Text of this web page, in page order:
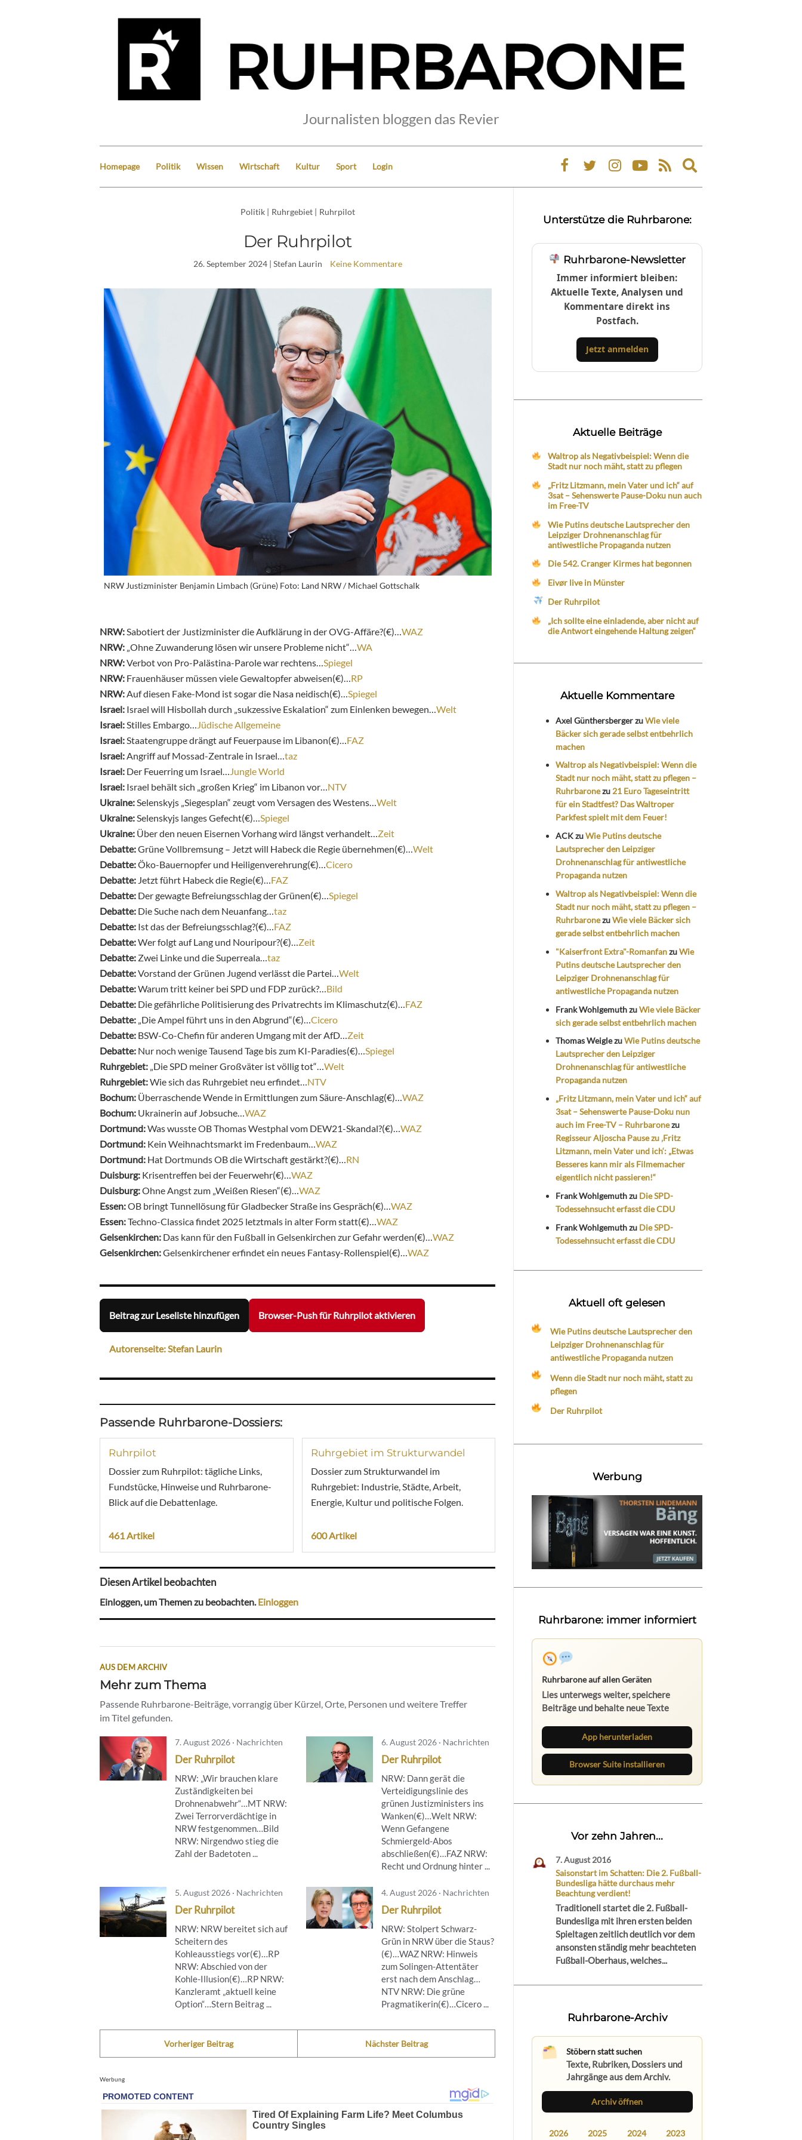
Journalisten bloggen das Revier
Homepage Politik Wissen Wirtschaft Kultur Sport Login
Expand
search
Politik | Ruhrgebiet | Ruhrpilot
Der Ruhrpilot
26. September 2024| Stefan Laurin Keine Kommentare
NRW Justizminister Benjamin Limbach (Grüne) Foto: Land NRW / Michael Gottschalk
NRW: Sabotiert der Justizminister die Aufklärung in der OVG-Affäre?(€)… WAZ
NRW: „Ohne Zuwanderung lösen wir unsere Probleme nicht“… WA
NRW:Verbot von Pro-Palästina-Parole war rechtens… Spiegel
NRW: Frauenhäuser müssen viele Gewaltopfer abweisen(€)… RP
NRW: Auf diesen Fake-Mond ist sogar die Nasa neidisch(€)… Spiegel
Israel: Israel will Hisbollah durch „sukzessive Eskalation“ zum Einlenken bewegen… Welt
Israel: Stilles Embargo…
Jüdische Allgemeine
Israel: Staatengruppe drängt auf Feuerpause im Libanon(€)… FAZ
Israel: Angriff auf Mossad-Zentrale in Israel… taz
Israel: Der Feuerring um Israel…
Jungle World
Israel: Israel behält sich „großen Krieg“ im Libanon vor… NTV
Ukraine: Selenskyjs „Siegesplan“ zeugt vom Versagen des Westens… Welt
Ukraine: Selenskyjs langes Gefecht(€)… Spiegel
Ukraine: Über den neuen Eisernen Vorhang wird längst verhandelt… Zeit
Debatte:Grüne Vollbremsung – Jetzt will Habeck die Regie übernehmen(€)… Welt
Debatte:Öko-Bauernopfer und Heiligenverehrung(€)… Cicero
Debatte: Jetzt führt Habeck die Regie(€)… FAZ
Debatte: Der gewagte Befreiungsschlag der Grünen(€)… Spiegel
Debatte: Die Suche nach dem Neuanfang… taz
Debatte: Ist das der Befreiungsschlag?(€)… FAZ
Debatte:Wer folgt auf Lang und Nouripour?(€)… Zeit
Debatte: Zwei Linke und die Superreala… taz
Debatte:Vorstand der Grünen Jugend verlässt die Partei… Welt
Debatte:Warum tritt keiner bei SPD und FDP zurück?… Bild
Debatte: Die gefährliche Politisierung des Privatrechts im Klimaschutz(€)… FAZ
Debatte: „Die Ampel führt uns in den Abgrund“(€)… Cicero
Debatte: BSW-Co-Chefin für anderen Umgang mit der AfD… Zeit
Debatte: Nur noch wenige Tausend Tage bis zum KI-Paradies(€)… Spiegel
Ruhrgebiet: „Die SPD meiner Großväter ist völlig tot“… Welt
Ruhrgebiet:Wie sich das Ruhrgebiet neu erfindet… NTV
Bochum: Überraschende Wende in Ermittlungen zum Säure-Anschlag(€)… WAZ
Bochum: Ukrainerin auf Jobsuche… WAZ
Dortmund:Was wusste OB Thomas Westphal vom DEW21-Skandal?(€)… WAZ
Dortmund: Kein Weihnachtsmarkt im Fredenbaum… WAZ
Dortmund: Hat Dortmunds OB die Wirtschaft gestärkt?(€)… RN
Duisburg: Krisentreffen bei der Feuerwehr(€)… WAZ
Duisburg:Ohne Angst zum „Weißen Riesen“(€)… WAZ
Essen:OB bringt Tunnellösung für Gladbecker Straße ins Gespräch(€)… WAZ
Essen:Techno-Classica findet 2025 letztmals in alter Form statt(€)… WAZ
Gelsenkirchen: Das kann für den Fußball in Gelsenkirchen zur Gefahr werden(€)… WAZ
Gelsenkirchen:Gelsenkirchener erfindet ein neues Fantasy-Rollenspiel(€)… WAZ
Beitrag zur Leseliste hinzufügen Browser-Push für Ruhrpilot aktivieren
Autorenseite: Stefan Laurin
Passende Ruhrbarone-Dossiers:
Ruhrpilot
Dossier zum Ruhrpilot: tägliche Links,
Fundstücke, Hinweise und Ruhrbarone-
Blick auf die Debattenlage.
461 Artikel
Ruhrgebiet im Strukturwandel
Dossier zum Strukturwandel im
Ruhrgebiet: Industrie, Städte, Arbeit,
Energie, Kultur und politische Folgen.
600 Artikel
Diesen Artikel beobachten
Einloggen, um Themen zu beobachten.Einloggen
AUS DEM ARCHIV
Mehr zum Thema
Passende Ruhrbarone-Beiträge, vorrangig über Kürzel, Orte, Personen und weitere Treffer
im Titel gefunden.
7. August 2026 · Nachrichten
Der Ruhrpilot
NRW: „Wir brauchen klare
Zuständigkeiten bei
Drohnenabwehr“…MT NRW:
Zwei Terrorverdächtige in
NRW festgenommen…Bild
NRW: Nirgendwo stieg die
Zahl der Badetoten ...
6. August 2026 · Nachrichten
Der Ruhrpilot
NRW: Dann gerät die
Verteidigungslinie des
grünen Justizministers ins
Wanken(€)…Welt NRW:
Wenn Gefangene
Schmiergeld-Abos
abschließen(€)…FAZ NRW:
Recht und Ordnung hinter ...
5. August 2026 · Nachrichten
Der Ruhrpilot
NRW: NRW bereitet sich auf
Scheitern des
Kohleausstiegs vor(€)…RP
NRW: Abschied von der
Kohle-Illusion(€)…RP NRW:
Kanzleramt „aktuell keine
Option“…Stern Beitrag ...
4. August 2026 · Nachrichten
Der Ruhrpilot
NRW: Stolpert Schwarz-
Grün in NRW über die Staus?
(€)…WAZ NRW: Hinweis
zum Solingen-Attentäter
erst nach dem Anschlag…
NTV NRW: Die grüne
Pragmatikerin(€)…Cicero ...
Vorheriger Beitrag Nächster Beitrag
Werbung
Unterstütze die Ruhrbarone:
Ruhrbarone-Newsletter
Immer informiert bleiben:
Aktuelle Texte, Analysen und
Kommentare direkt ins
Postfach.
Jetzt anmelden
Aktuelle Beiträge
Waltrop als Negativbeispiel: Wenn die
Stadt nur noch mäht, statt zu pflegen
„Fritz Litzmann, mein Vater und ich“ auf
3sat – Sehenswerte Pause-Doku nun auch
im Free-TV
Wie Putins deutsche Lautsprecher den
Leipziger Drohnenanschlag für
antiwestliche Propaganda nutzen
Die 542. Cranger Kirmes hat begonnen
Eivør live in Münster
Der Ruhrpilot
„Ich sollte eine einladende, aber nicht auf
die Antwort eingehende Haltung zeigen“
Aktuelle Kommentare
Axel GünthersbergerzuWie viele
Bäcker sich gerade selbst entbehrlich
machen
Waltrop als Negativbeispiel: Wenn die
Stadt nur noch mäht, statt zu pflegen –
Ruhrbaronezu 21 Euro Tageseintritt
für ein Stadtfest? Das Waltroper
Parkfest spielt mit dem Feuer!
ACKzuWie Putins deutsche
Lautsprecher den Leipziger
Drohnenanschlag für antiwestliche
Propaganda nutzen
Waltrop als Negativbeispiel: Wenn die
Stadt nur noch mäht, statt zu pflegen –
RuhrbaronezuWie viele Bäcker sich
gerade selbst entbehrlich machen
"Kaiserfront Extra"-RomanfanzuWie
Putins deutsche Lautsprecher den
Leipziger Drohnenanschlag für
antiwestliche Propaganda nutzen
Frank WohlgemuthzuWie viele Bäcker
sich gerade selbst entbehrlich machen
Thomas WeiglezuWie Putins deutsche
Lautsprecher den Leipziger
Drohnenanschlag für antiwestliche
Propaganda nutzen
„Fritz Litzmann, mein Vater und ich“ auf
3sat – Sehenswerte Pause-Doku nun
auch im Free-TV – Ruhrbaronezu
Regisseur Aljoscha Pause zu ‚Fritz
Litzmann, mein Vater und ich‘: „Etwas
Besseres kann mir als Filmemacher
eigentlich nicht passieren!“
Frank Wohlgemuthzu Die SPD-
Todessehnsucht erfasst die CDU
Frank Wohlgemuthzu Die SPD-
Todessehnsucht erfasst die CDU
Aktuell oft gelesen
Wie Putins deutsche Lautsprecher den
Leipziger Drohnenanschlag für
antiwestliche Propaganda nutzen
Wenn die Stadt nur noch mäht, statt zu
pflegen
Der Ruhrpilot
Werbung
Ruhrbarone: immer informiert
Ruhrbarone auf allen Geräten
Lies unterwegs weiter, speichere
Beiträge und behalte neue Texte
App herunterladen
Browser Suite installieren
Vor zehn Jahren...
7. August 2016
Saisonstart im Schatten: Die 2. Fußball-
Bundesliga hätte durchaus mehr
Beachtung verdient!
Traditionell startet die 2. Fußball-
Bundesliga mit ihren ersten beiden
Spieltagen zeitlich deutlich vor dem
ansonsten ständig mehr beachteten
Fußball-Oberhaus, welches...
Ruhrbarone-Archiv
Stöbern statt suchen
Texte, Rubriken, Dossiers und
Jahrgänge aus dem Archiv.
Archiv öffnen
2026 2025 2024 2023